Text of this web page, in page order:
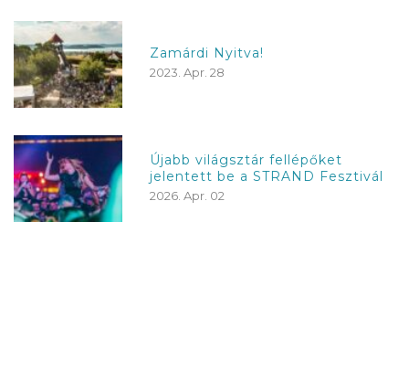
Zamárdi Nyitva!
2023. Apr. 28
Újabb világsztár fellépőket
jelentett be a STRAND Fesztivál
2026. Apr. 02